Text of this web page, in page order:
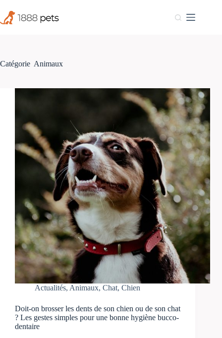
contenu
Catégorie Animaux
Actualités, Animaux, Chat, Chien
Doit-on brosser les dents de son chien ou de son chat
? Les gestes simples pour une bonne hygiène bucco-
dentaire